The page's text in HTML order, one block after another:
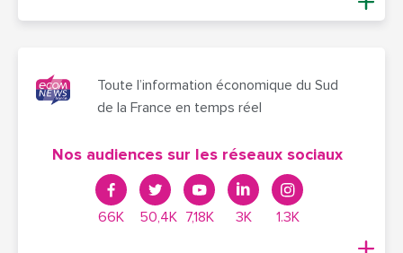
Toute l’information économique du Sud
de la France en temps réel
Nos audiences sur les réseaux sociaux
66K 50,4K 7,18K 3K 1.3K